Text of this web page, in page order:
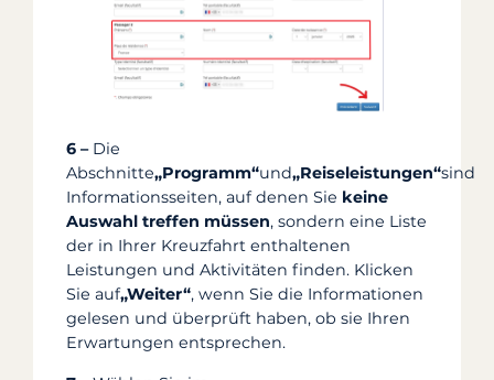
6 –Die
Abschnitte„Programm“und„Reiseleistungen“sind
Informationsseiten, auf denen Sie keine
Auswahl treffen müssen, sondern eine Liste
der in Ihrer Kreuzfahrt enthaltenen
Leistungen und Aktivitäten finden. Klicken
Sie auf„Weiter“, wenn Sie die Informationen
gelesen und überprüft haben, ob sie Ihren
Erwartungen entsprechen.